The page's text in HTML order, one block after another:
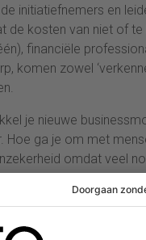
initiatiefnemers en
de kosten van niet of
financiële
komen zowel
je nieuwe
Hoe ga je om met
omdat veel
het creëren van
te zorgen dat het om